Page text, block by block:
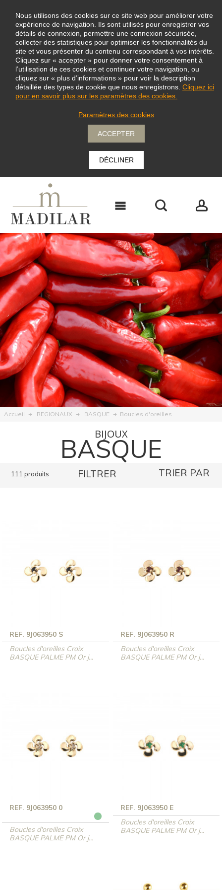
Nous utilisons des cookies sur ce site web pour améliorer votre
expérience de navigation. Ils sont utilisés pour enregistrer vos
détails de connexion, permettre une connexion sécurisée,
collecter des statistiques pour optimiser les fonctionnalités du
site et vous présenter du contenu correspondant à vos intérêts.
Cliquez sur « accepter » pour donner votre consentement à
l’utilisation de ces cookies et continuer votre navigation, ou
cliquez sur « plus d’informations » pour voir la description
détaillée des types de cookie que nous enregistrons. Cliquez ici
pour en savoir plus sur les paramètres des cookies.
Paramètres des cookies
ACCEPTER
DÉCLINER
Accueil REGIONAUX BASQUE Boucles d'oreilles
BIJOUX
BASQUE
111 produits FILTRER TRIER PAR
REF. 9J063950 S
Boucles d'oreilles Croix
BASQUE PALME PM Or j...
REF. 9J063950 R
Boucles d'oreilles Croix
BASQUE PALME PM Or j...
REF. 9J063950 0
Boucles d'oreilles Croix
BASQUE PALME PM Or j...
REF. 9J063950 E
Boucles d'oreilles Croix
BASQUE PALME PM Or j...